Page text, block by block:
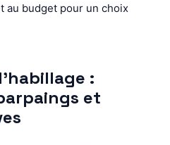
au budget pour un choix
:
et